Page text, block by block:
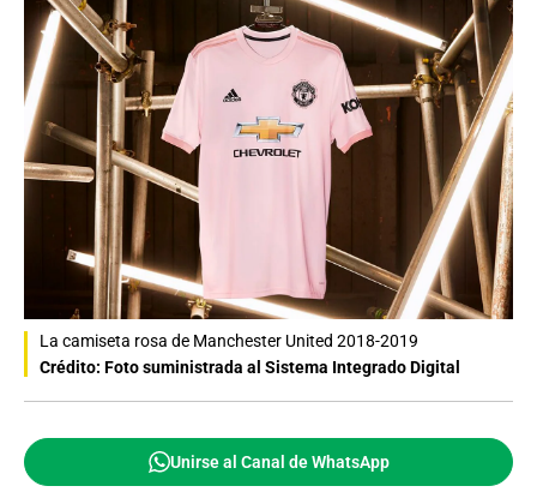
La camiseta rosa de Manchester United 2018-2019
Crédito: Foto suministrada al Sistema Integrado Digital
Unirse al Canal de WhatsApp